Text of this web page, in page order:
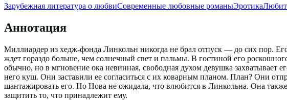
Зарубежная литература о любвиСовременные любовные романыЭротика
Аннотация
Миллиардер из хедж-фонда Линкольн никогда не брал отпуск — до сих пор.
ждет гораздо больше, чем солнечный свет и пальмы. В гостиной его
обычно, но в мгновение ока невинная, свободная духом девушка
него куш. Они заставили ее согласиться с их коварным планом. План? Они
шантажировать его. Но Нова не ожидала, что влюбится в Линкольна. Она
защитить то, что принадлежит ему.